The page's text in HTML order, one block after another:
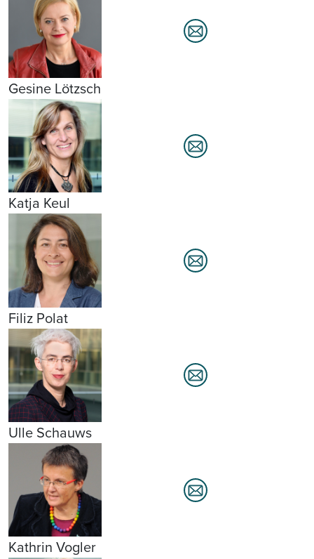
Gesine Lötzsch
Katja Keul
Filiz Polat
Ulle Schauws
Kathrin Vogler